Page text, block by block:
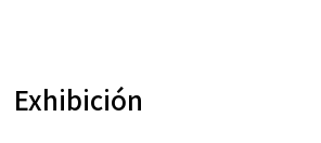
Exhibición